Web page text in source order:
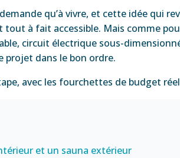
qu’à vivre, et cette idée qui
tout à fait accessible. Mais comme
circuit électrique sous-
projet dans le bon ordre.
avec les fourchettes de budget
et un sauna extérieur